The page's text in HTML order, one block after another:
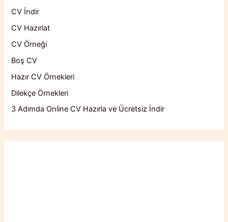
CV İndir
CV Hazırlat
CV Örneği
Boş CV
Hazır CV Örnekleri
Dilekçe Örnekleri
3 Adımda Online CV Hazırla ve Ücretsiz İndir